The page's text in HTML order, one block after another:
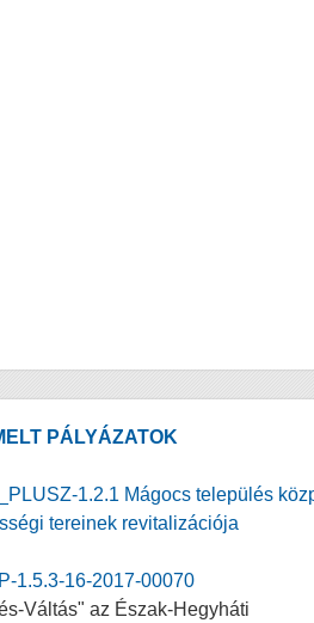
PÁLYÁZATOK
1.2.1 Mágocs település
tereinek revitalizációja
1.5.3-16-2017-00070
Váltás" az Észak-Hegyháti